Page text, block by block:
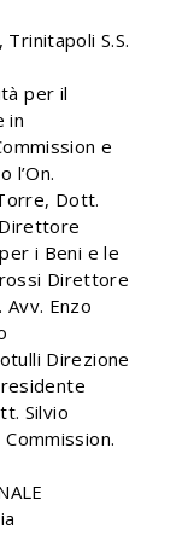
S.S.
per il
in
e
l’On.
Dott.
i Beni e le
Direttore
Enzo
Direzione
Silvio